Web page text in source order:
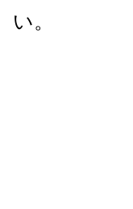
い。